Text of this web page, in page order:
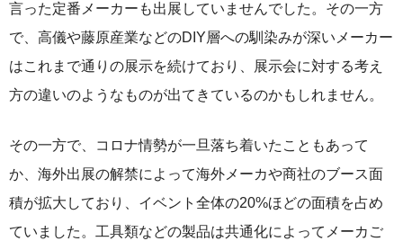
言った定番メーカーも出展していませんでした。その一方
で、高儀や藤原産業などのDIY層への馴染みが深いメーカー
はこれまで通りの展示を続けており、展示会に対する考え
方の違いのようなものが出てきているのかもしれません。
その一方で、コロナ情勢が一旦落ち着いたこともあって
か、海外出展の解禁によって海外メーカや商社のブース面
積が拡大しており、イベント全体の20%ほどの面積を占め
ていました。工具類などの製品は共通化によってメーカご